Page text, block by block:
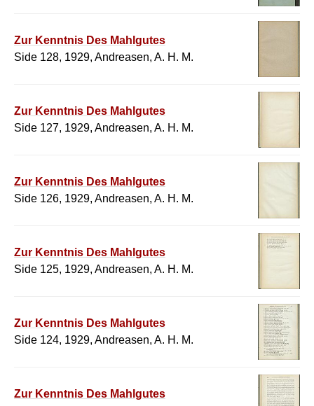
Zur Kenntnis Des Mahlgutes
Side 128, 1929, Andreasen, A. H. M.
Zur Kenntnis Des Mahlgutes
Side 127, 1929, Andreasen, A. H. M.
Zur Kenntnis Des Mahlgutes
Side 126, 1929, Andreasen, A. H. M.
Zur Kenntnis Des Mahlgutes
Side 125, 1929, Andreasen, A. H. M.
Zur Kenntnis Des Mahlgutes
Side 124, 1929, Andreasen, A. H. M.
Zur Kenntnis Des Mahlgutes